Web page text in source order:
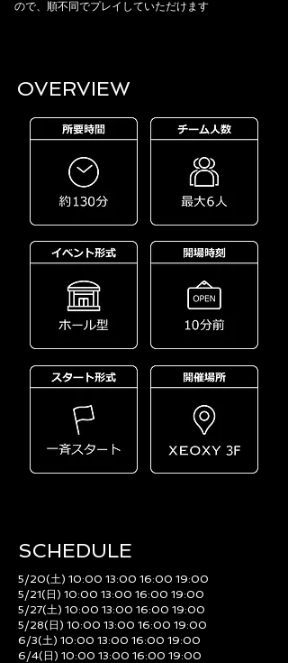
ので、順不同でプレイしていただけます
OVERVIEW​
SCHEDULE​
5/20(土) 10:00 13:00 16:00 19:00
5/21(日) 10:00 13:00 16:00 19:00
5/27(土) 10:00 13:00 16:00 19:00
5/28(日) 10:00 13:00 16:00 19:00
6/3(土) 10:00 13:00 16:00 19:00
6/4(日) 10:00 13:00 16:00 19:00